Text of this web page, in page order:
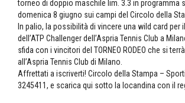
torneo di doppio maschile lim. 3.3 in programma
domenica 8 giugno sui campi del Circolo della
In palio, la possibilità di vincere una wild card per
dell’ATP Challenger dell’Aspria Tennis Club a
sfida con i vincitori del TORNEO RODEO che si
all’Aspria Tennis Club di Milano.
Affrettati a iscriverti! Circolo della Stampa –
3245411, e scarica qui sotto la locandina con il